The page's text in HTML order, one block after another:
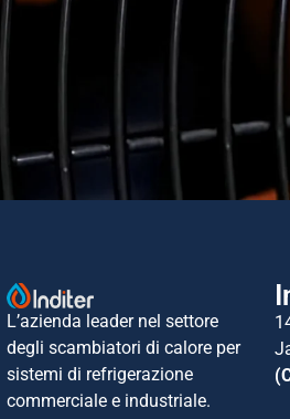
L’azienda leader nel settore
degli scambiatori di calore per
sistemi di refrigerazione
commerciale e industriale.